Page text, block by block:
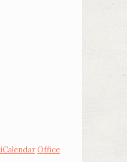
iCalendarOffice